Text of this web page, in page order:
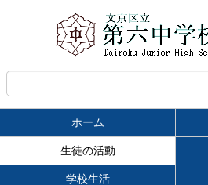
ホーム
生徒の活動
学校生活